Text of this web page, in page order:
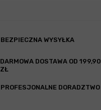
BEZPIECZNA WYSYŁKA
DARMOWA DOSTAWA OD 199,90
ZŁ
PROFESJONALNE DORADZTWO